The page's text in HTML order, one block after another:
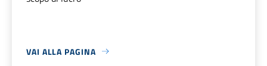
VAI ALLA PAGINA